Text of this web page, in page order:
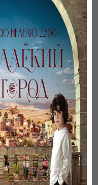
Листопад